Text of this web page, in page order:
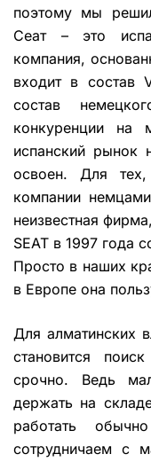
поэтому мы
Сеат – это
компания,
входит в состав
состав
конкуренции на
испанский
освоен. Для
компании
неизвестная
SEAT в 1997 года
Просто в наших
в Европе она
Для алматинских
становится
срочно. Ведь
держать на
работать
сотрудничаем с